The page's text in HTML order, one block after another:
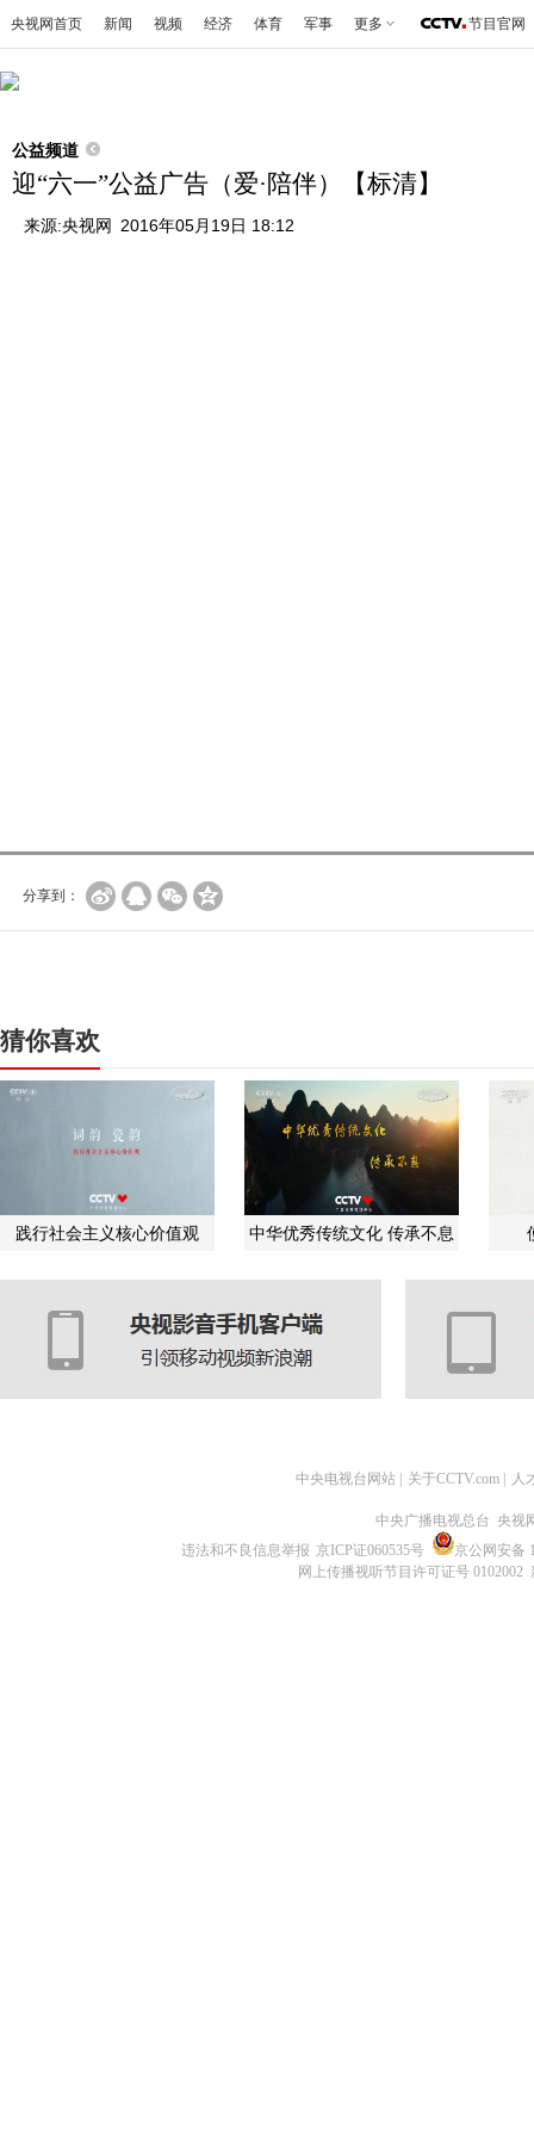
央视网首页 新闻 视频 经济 体育 军事 更多 节目官网
公益频道
迎“六一”公益广告（爱·陪伴）【标清】
来源:央视网 2016年05月19日 18:12
分享到：
猜你喜欢
践行社会主义核心价值观 中华优秀传统文化 传承不息
中央电视台网站 关于CCTV.com 人
中央广播电视总台 央视
违法和不良信息举报 京ICP证060535号
京公网安备
网上传播视听节目许可证号 0102002